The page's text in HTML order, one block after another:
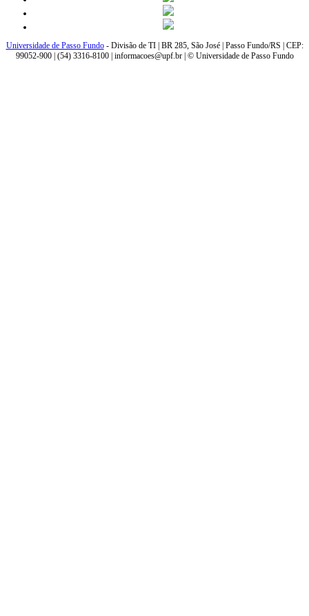
Universidade de Passo Fundo- Divisão de TI | BR 285, São José | Passo Fundo/RS | CEP:
99052-900 | (54) 3316-8100 | informacoes@upf.br | © Universidade de Passo Fundo